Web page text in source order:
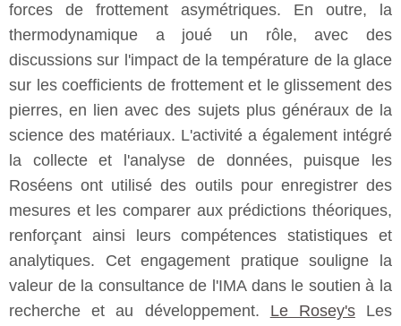
forces de frottement asymétriques. En outre, la
thermodynamique a joué un rôle, avec des
discussions sur l'impact de la température de la glace
sur les coefficients de frottement et le glissement des
pierres, en lien avec des sujets plus généraux de la
science des matériaux. L'activité a également intégré
la collecte et l'analyse de données, puisque les
Roséens ont utilisé des outils pour enregistrer des
mesures et les comparer aux prédictions théoriques,
renforçant ainsi leurs compétences statistiques et
analytiques. Cet engagement pratique souligne la
valeur de la consultance de l'IMA dans le soutien à la
recherche et au développement. Le Rosey'sLes